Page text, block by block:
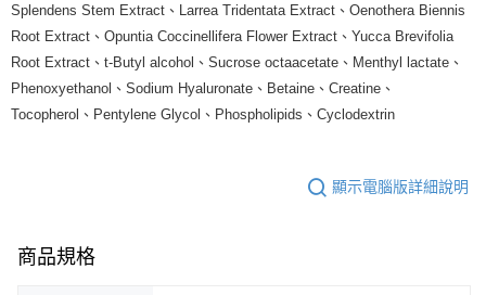
Splendens Stem Extract、Larrea Tridentata Extract、Oenothera Biennis
Root Extract、Opuntia Coccinellifera Flower Extract、Yucca Brevifolia
Root Extract、t-Butyl alcohol、Sucrose octaacetate、Menthyl lactate、
Phenoxyethanol、Sodium Hyaluronate、Betaine、Creatine、
Tocopherol、Pentylene Glycol、Phospholipids、Cyclodextrin
顯示電腦版詳細說明
商品規格